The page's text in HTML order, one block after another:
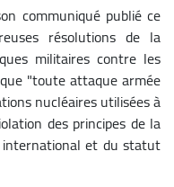
communiqué publié ce
résolutions de la
militaires contre les
"toute attaque armée
nucléaires utilisées à
des principes de la
et du statut